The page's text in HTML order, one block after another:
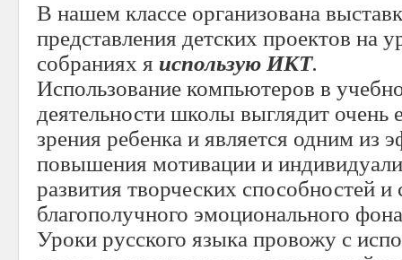
В нашем классе организована
представления детских проектов на
собраниях я использую ИКТ.
Использование компьютеров в
деятельности школы выглядит очень
зрения ребенка и является одним из
повышения мотивации и
развития творческих способностей и
благополучного эмоционального
Уроки русского языка провожу с